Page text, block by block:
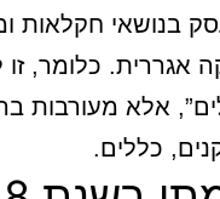
בנושאי חקלאות
אגררית. כלומר, זו
אלא מעורבות
כללים.